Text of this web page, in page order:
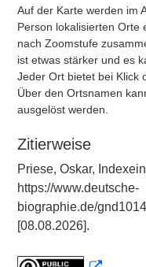
Auf der Karte werden im
Person lokalisierten Orte
nach Zoomstufe
ist etwas stärker und es
Jeder Ort bietet bei Klick
Über den Ortsnamen
ausgelöst werden.
Zitierweise
Priese, Oskar,
https://www.deutsche-
biographie.de/
[08.08.2026].